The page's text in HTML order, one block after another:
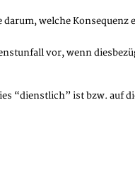
darum, welche
vor, wenn
“dienstlich” ist bzw. auf